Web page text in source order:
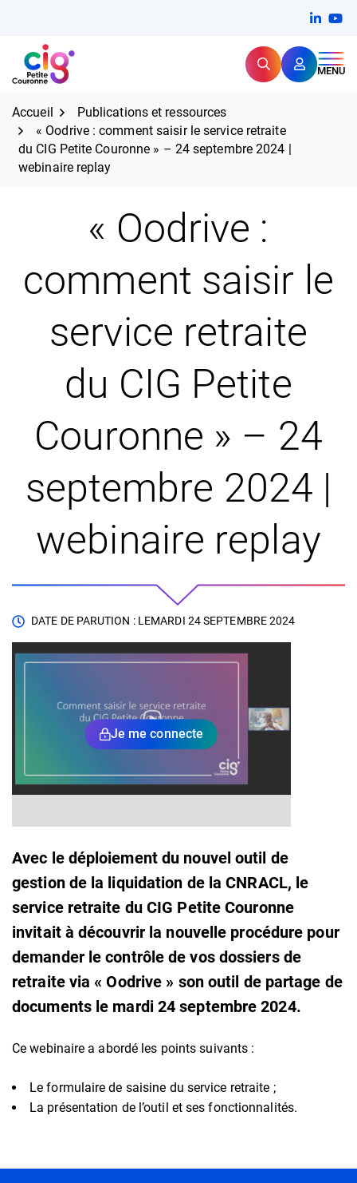
contenu
CIG Petite Couronne RechercherMENU
Expertise et proximité pour
Accueil
Publications et ressources
« Oodrive : comment saisir le service retraite
du CIG Petite Couronne » – 24 septembre 2024 |
webinaire replay
« Oodrive :
comment saisir le
service retraite
du CIG Petite
Couronne » – 24
septembre 2024 |
webinaire replay
DATE DE PARUTION : LEMARDI 24 SEPTEMBRE 2024
Je me connecte
Avec le déploiement du nouvel outil de
gestion de la liquidation de la CNRACL, le
service retraite du CIG Petite Couronne
invitait à découvrir la nouvelle procédure pour
demander le contrôle de vos dossiers de
retraite via « Oodrive » son outil de partage de
documents le mardi 24 septembre 2024.
Ce webinaire a abordé les points suivants :
Le formulaire de saisine du service retraite ;
La présentation de l’outil et ses fonctionnalités.